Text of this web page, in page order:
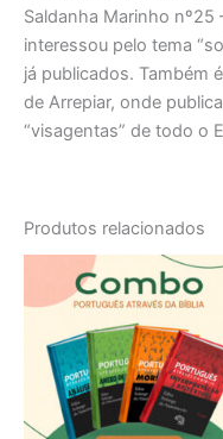
Saldanha Marinho nº25
interessou pelo tema
já publicados. Também
de Arrepiar, onde
“visagentas” de todo o
Produtos relacionados